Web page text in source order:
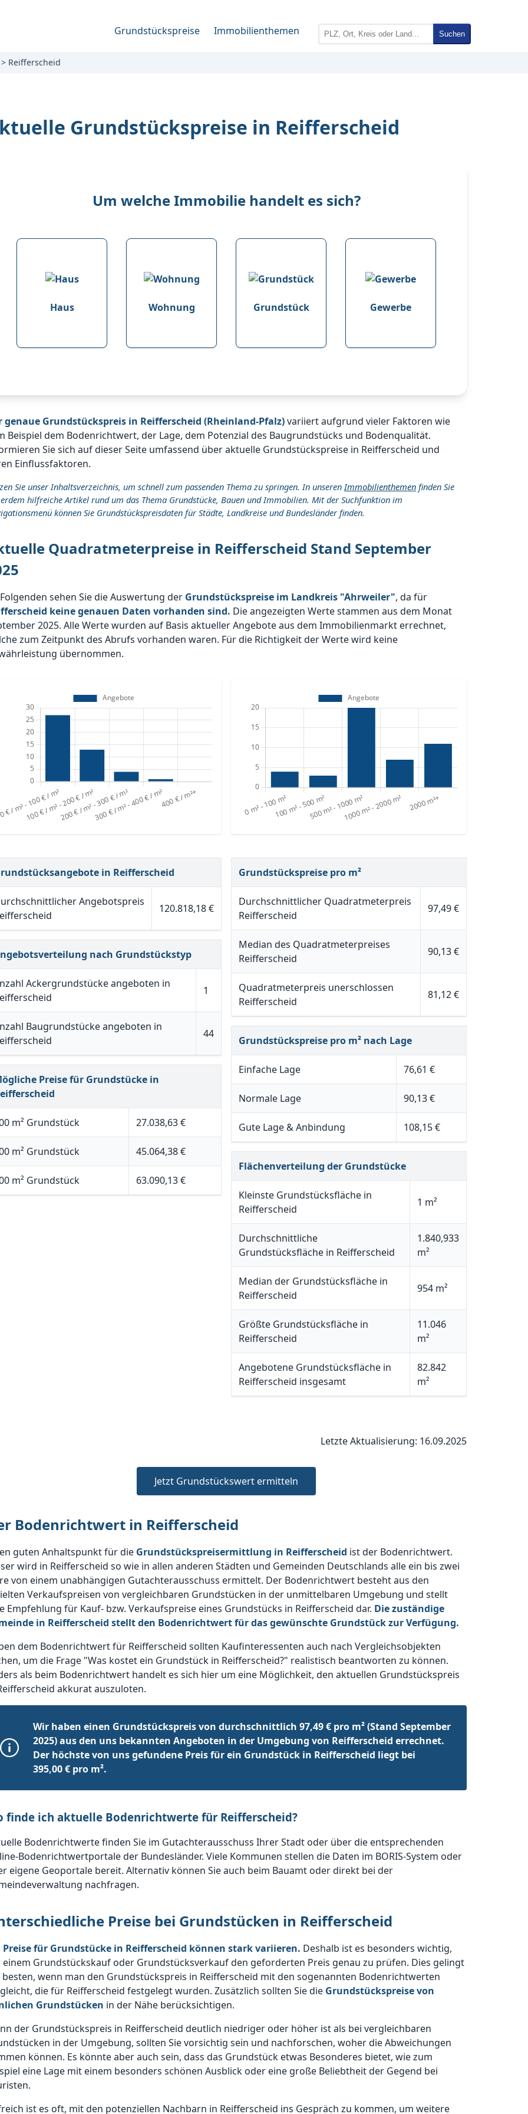
Grundstückspreise Immobilienthemen Suchen
Reifferscheid
Grundstückspreise in Reifferscheid
Um welche Immobilie handelt es sich?
Haus Wohnung Grundstück Gewerbe
genaue Grundstückspreis in Reifferscheid (Rheinland-Pfalz)variiert aufgrund vieler Faktoren wie
Beispiel dem Bodenrichtwert, der Lage, dem Potenzial des Baugrundstücks und Bodenqualität.
Sie sich auf dieser Seite umfassend über aktuelle Grundstückspreise in Reifferscheid und
Einflussfaktoren.
Sie unser Inhaltsverzeichnis, um schnell zum passenden Thema zu springen. In unserenImmobilienthemen finden Sie
hilfreiche Artikel rund um das Thema Grundstücke, Bauen und Immobilien. Mit der Suchfunktion im
können Sie Grundstückspreisdaten für Städte, Landkreise und Bundesländer finden.
Quadratmeterpreise in Reifferscheid Stand September
sehen Sie die Auswertung der Grundstückspreise im Landkreis "Ahrweiler", da für
keine genauen Daten vorhanden sind. Die angezeigten Werte stammen aus dem Monat
2025. Alle Werte wurden auf Basis aktueller Angebote aus dem Immobilienmarkt errechnet,
zum Zeitpunkt des Abrufs vorhanden waren. Für die Richtigkeit der Werte wird keine
übernommen.
in Reifferscheid
Angebotspreis
120.818,18 €
nach Grundstückstyp
Ackergrundstücke angeboten in
1
Baugrundstücke angeboten in
44
Preise für Grundstücke in
m² Grundstück 27.038,63 €
m² Grundstück 45.064,38 €
m² Grundstück 63.090,13 €
Grundstückspreise pro m²
Durchschnittlicher Quadratmeterpreis
Reifferscheid
97,49 €
Median des Quadratmeterpreises
Reifferscheid
90,13 €
Quadratmeterpreis unerschlossen
Reifferscheid
81,12 €
Grundstückspreise pro m² nach Lage
Einfache Lage 76,61 €
Normale Lage 90,13 €
Gute Lage & Anbindung 108,15 €
Flächenverteilung der Grundstücke
Kleinste Grundstücksfläche in
Reifferscheid
1 m²
Durchschnittliche
Grundstücksfläche in Reifferscheid
1.840,933
m²
Median der Grundstücksfläche in
Reifferscheid
954 m²
Größte Grundstücksfläche in
Reifferscheid
11.046
m²
Angebotene Grundstücksfläche in
Reifferscheid insgesamt
82.842
m²
Letzte Aktualisierung: 16.09.2025
Jetzt Grundstückswert ermitteln
Bodenrichtwert in Reifferscheid
guten Anhaltspunkt für die Grundstückspreisermittlung in Reifferscheid ist der Bodenrichtwert.
wird in Reifferscheid so wie in allen anderen Städten und Gemeinden Deutschlands alle ein bis zwei
von einem unabhängigen Gutachterausschuss ermittelt. Der Bodenrichtwert besteht aus den
Verkaufspreisen von vergleichbaren Grundstücken in der unmittelbaren Umgebung und stellt
Empfehlung für Kauf- bzw. Verkaufspreise eines Grundstücks in Reifferscheid dar. Die zuständige
in Reifferscheid stellt den Bodenrichtwert für das gewünschte Grundstück zur Verfügung.
dem Bodenrichtwert für Reifferscheid sollten Kaufinteressenten auch nach Vergleichsobjekten
um die Frage "Was kostet ein Grundstück in Reifferscheid?" realistisch beantworten zu können.
als beim Bodenrichtwert handelt es sich hier um eine Möglichkeit, den aktuellen Grundstückspreis
akkurat auszuloten.
Wir haben einen Grundstückspreis von durchschnittlich 97,49 € pro m² (Stand September
2025) aus den uns bekannten Angeboten in der Umgebung von Reifferscheid errechnet.
Der höchste von uns gefundene Preis für ein Grundstück in Reifferscheid liegt bei
395,00 € pro m².
finde ich aktuelle Bodenrichtwerte für Reifferscheid?
Bodenrichtwerte finden Sie im Gutachterausschuss Ihrer Stadt oder über die entsprechenden
Bodenrichtwertportale der Bundesländer. Viele Kommunen stellen die Daten im BORIS-System oder
eigene Geoportale bereit. Alternativ können Sie auch beim Bauamt oder direkt bei der
nachfragen.
Preise bei Grundstücken in Reifferscheid
Preise für Grundstücke in Reifferscheid können stark variieren. Deshalb ist es besonders wichtig,
einem Grundstückskauf oder Grundstücksverkauf den geforderten Preis genau zu prüfen. Dies gelingt
besten, wenn man den Grundstückspreis in Reifferscheid mit den sogenannten Bodenrichtwerten
die für Reifferscheid festgelegt wurden. Zusätzlich sollten Sie die Grundstückspreise von
Grundstücken in der Nähe berücksichtigen.
der Grundstückspreis in Reifferscheid deutlich niedriger oder höher ist als bei vergleichbaren
in der Umgebung, sollten Sie vorsichtig sein und nachforschen, woher die Abweichungen
können. Es könnte aber auch sein, dass das Grundstück etwas Besonderes bietet, wie zum
eine Lage mit einem besonders schönen Ausblick oder eine große Beliebtheit der Gegend bei
ist es oft, mit den potenziellen Nachbarn in Reifferscheid ins Gespräch zu kommen, um weitere